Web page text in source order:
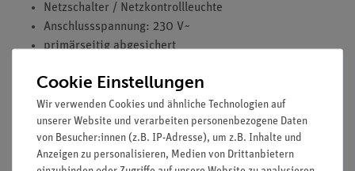
Netzschalter / Netzkontrollleuchte
Anschlussspannung: 230 V~
primärseitig abgesichert
Traggriff und Aufstellfuß
Maße (mm): 230 x 236 x 234
Versuche
Cookie Einstellungen
Wir verwenden Cookies und ähnliche Technologien auf
unserer Website und verarbeiten personenbezogene Daten
von Besucher:innen (z.B. IP-Adresse), um z.B. Inhalte und
Anzeigen zu personalisieren, Medien von Drittanbietern